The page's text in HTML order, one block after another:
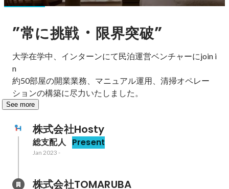
”常に挑戦・ 限界突破”
大学在学中、インターンにて民泊運営ベンチャーにjoin i
n
約50部屋の開業業務、マニュアル運用、清掃オペレー
ションの構築に尽力いたしました。
See more
株式会社Hosty
総支配人 Present
Jan 2023 -
株式会社TOMARUBA